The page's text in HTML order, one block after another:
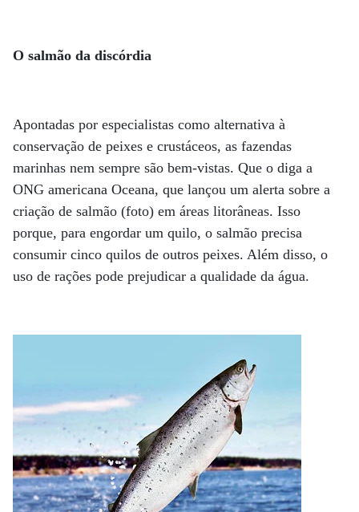
O salmão da discórdia
Apontadas por especialistas como alternativa à
conservação de peixes e crustáceos, as fazendas
marinhas nem sempre são bem-vistas. Que o diga a
ONG americana Oceana, que lançou um alerta sobre a
criação de salmão (foto) em áreas litorâneas. Isso
porque, para engordar um quilo, o salmão precisa
consumir cinco quilos de outros peixes. Além disso, o
uso de rações pode prejudicar a qualidade da água.